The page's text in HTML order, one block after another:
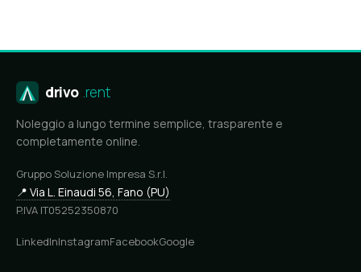
drivo .rent
Noleggio a lungo termine semplice, trasparente e
completamente online.
Gruppo Soluzione Impresa S.r.l.
📍 Via L. Einaudi 56, Fano (PU)
P.IVA IT05252350870
LinkedInInstagramFacebookGoogle